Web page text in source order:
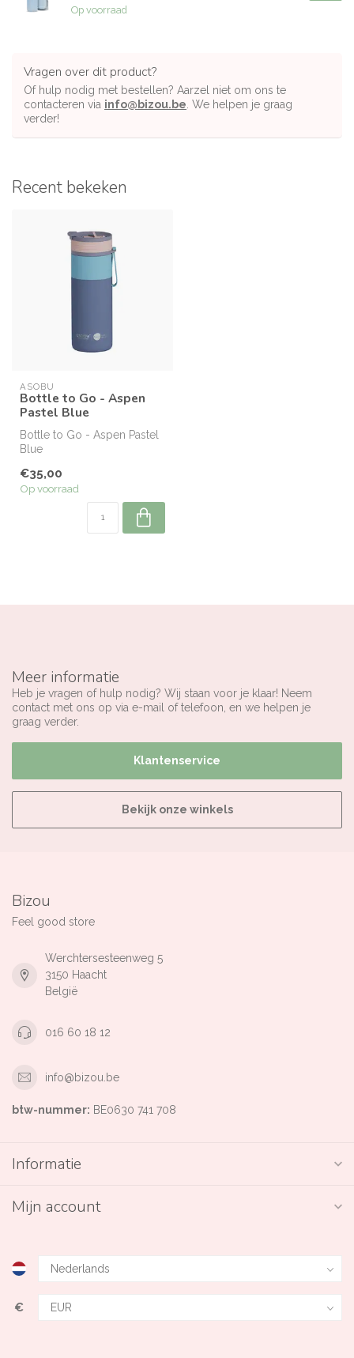
Op voorraad
Vragen over dit product?
Of hulp nodig met bestellen? Aarzel niet om ons te
contacteren via info@bizou.be . We helpen je graag
verder!
Recent bekeken
ASOBU
Bottle to Go - Aspen
Pastel Blue
Bottle to Go - Aspen Pastel
Blue
€35,00
Op voorraad
Meer informatie
Heb je vragen of hulp nodig? Wij staan voor je klaar! Neem
contact met ons op via e-mail of telefoon, en we helpen je
graag verder.
Klantenservice
Bekijk onze winkels
Bizou
Feel good store
Werchtersesteenweg 5
3150 Haacht
België
016 60 18 12
info@bizou.be
btw-nummer: BE0630 741 708
Informatie
Mijn account
€